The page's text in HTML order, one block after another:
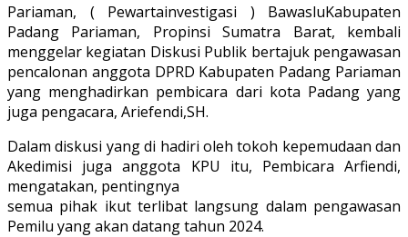
Pariaman, ( Pewartainvestigasi ) BawasluKabupaten
Padang Pariaman, Propinsi Sumatra Barat, kembali
menggelar kegiatan Diskusi Publik bertajuk pengawasan
pencalonan anggota DPRD Kabupaten Padang Pariaman
yang menghadirkan pembicara dari kota Padang yang
juga pengacara, Ariefendi,SH.
Dalam diskusi yang di hadiri oleh tokoh kepemudaan dan
Akedimisi juga anggota KPU itu, Pembicara Arfiendi,
mengatakan, pentingnya
semua pihak ikut terlibat langsung dalam pengawasan
Pemilu yang akan datang tahun 2024.